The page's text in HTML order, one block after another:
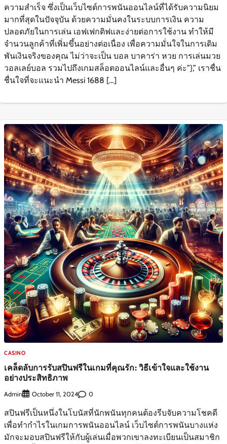
ความสำเร็จ ซึ่งเป็นเว็บไซต์การพนันออนไลน์ที่ได้รับความนิยม
มากที่สุดในปัจจุบัน ด้วยความมั่นคงในระบบการเงิน ความ
ปลอดภัยในการเล่น เอฟเฟกติฟและง่ายต่อการใช้งาน ทำให้มี
จำนวนลูกค้าที่เพิ่มขึ้นอย่างต่อเนื่อง เพื่อความมั่นใจในการเดิม
พันเงินจริงของคุณ ไม่ว่าจะเป็น บอล บาคาร่า หวย การเล่นมวย
วอลเลย์บอล รวมไปถึงเกมสล็อตออนไลน์และอื่นๆ ค่ะ”},” เราชื่น
ชื่นใจที่จะแนะนำ Messi 1688 […]
CASINO
เคล็ดลับการรับสปินฟรีในเกมที่คุณรัก: วิธีเข้าใจและใช้งาน
อย่างประสิทธิภาพ
Admin October 11, 2024 0
สปินฟรีเป็นหนึ่งในโบนัสที่นักพนันทุกคนต้องรีบจับความโชคดี
เพื่อทำกำไรในเกมการพนันออนไลน์ เว็บไซต์การพนันบางแห่ง
มักจะมอบสปินฟรีให้กับผู้เล่นเมื่อพวกเขาลงทะเบียนเป็นสมาชิก